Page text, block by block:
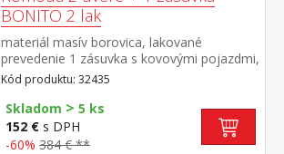
BONITO 2 lak
materiál masív borovica, lakované
prevedenie 1 zásuvka s kovovými pojazdmi,
2 dvierka, 1 polica
Kód produktu: 32435
Skladom > 5 ks
152 € s DPH
-60% 384 € **